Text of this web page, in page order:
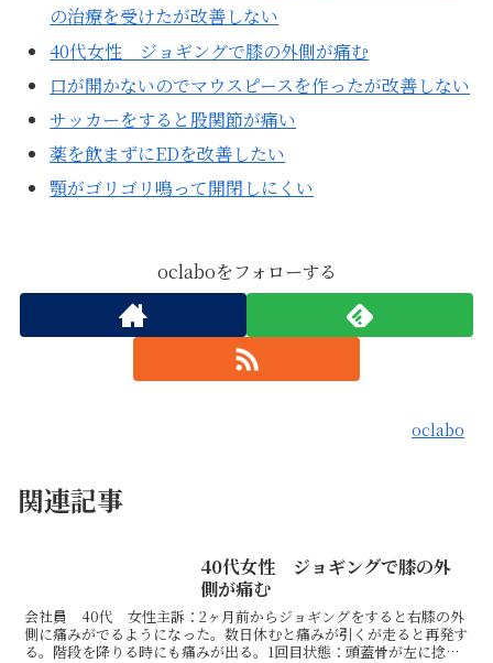
の治療を受けたが改善しない
40代女性 ジョギングで膝の外側が痛む
口が開かないのでマウスピースを作ったが改善しない
サッカーをすると股関節が痛い
薬を飲まずにEDを改善したい
顎がゴリゴリ鳴って開閉しにくい
oclaboをフォローする
oclabo
関連記事
40代女性 ジョギングで膝の外
側が痛む
会社員 40代 女性主訴：2ヶ月前からジョギングをすると右膝の外
側に痛みがでるようになった。数日休むと痛みが引くが走ると再発す
る。階段を降りる時にも痛みが出る。1回目状態：頭蓋骨が左に捻じ